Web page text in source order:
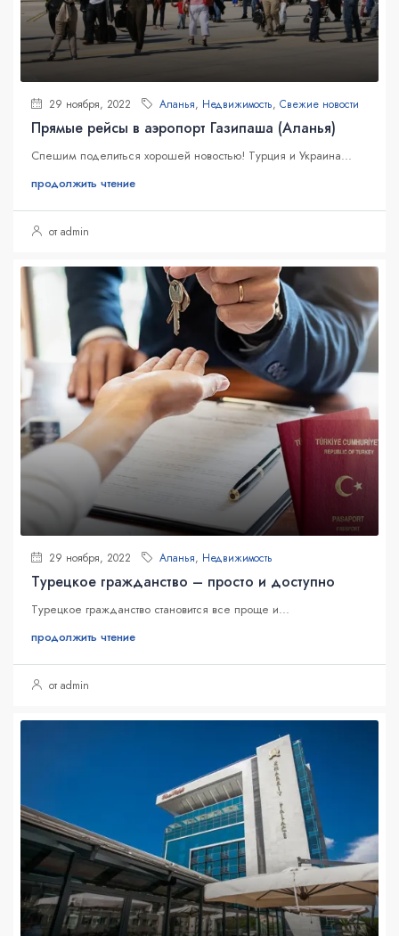
29 ноября, 2022 Аланья, Недвижимость, Свежие новости
Прямые рейсы в аэропорт Газипаша (Аланья)
Спешим поделиться хорошей новостью! Турция и Украина...
продолжить чтение
от admin
29 ноября, 2022 Аланья, Недвижимость
Турецкое гражданство – просто и доступно
Турецкое гражданство становится все проще и...
продолжить чтение
от admin